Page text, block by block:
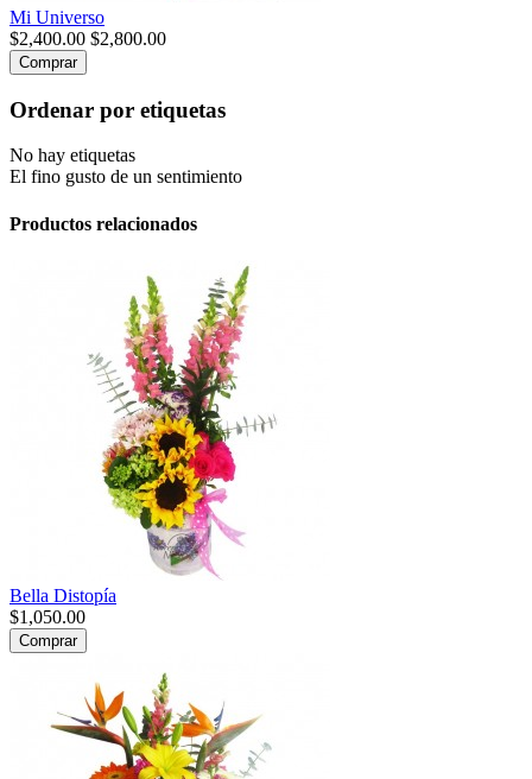
Mi Universo
$2,400.00 $2,800.00
Comprar
Ordenar por etiquetas
No hay etiquetas
El fino gusto de un sentimiento
Productos relacionados
Bella Distopía
$1,050.00
Comprar